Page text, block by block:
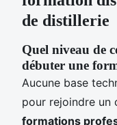
de distillerie
Quel niveau de
débuter une
Aucune base
pour rejoindre un
formations